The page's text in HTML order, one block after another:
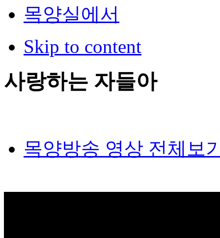
목양실에서
Skip to content
사랑하는 자들아
목양방송 영상 전체보